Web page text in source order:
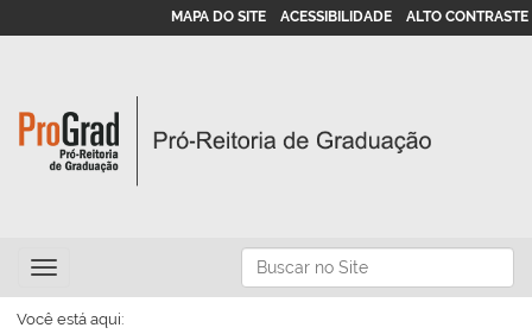
Busca
Busca Avançada…
MAPA DO SITE ACESSIBILIDADE ALTO CONTRASTE
Toggle navigation
Você está aqui: